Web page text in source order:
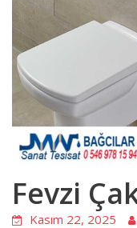
Fevzi
Kasım 22, 2025